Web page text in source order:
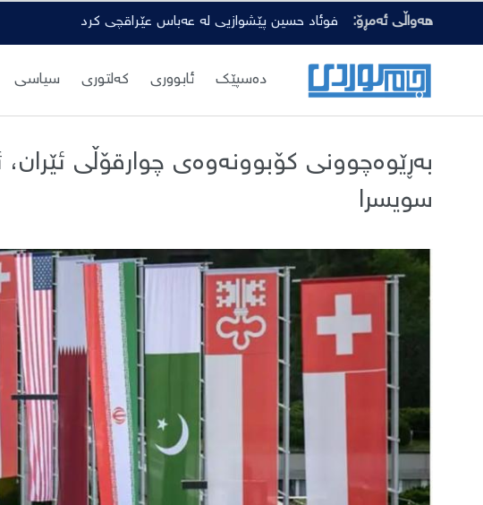
هەواڵی ئەمڕۆ:
فوئاد حسین پێشوازیی لە عەباس عێراقچی کرد
کارەبای نیشتمانی لە چەمچەماڵ و بەشێک لە سنوری سلێمانی
دەسپێك ئابووری کەلتوری سیاسی
بەڕێوەچوونی کۆبوونەوەی چوارقۆڵی ئێران،
سویسرا